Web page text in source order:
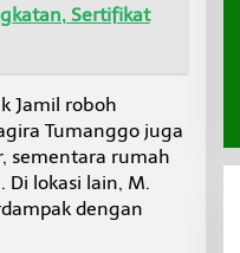
Sertifikat
Jamil roboh
Tumanggo juga
sementara rumah
lokasi lain, M.
dengan